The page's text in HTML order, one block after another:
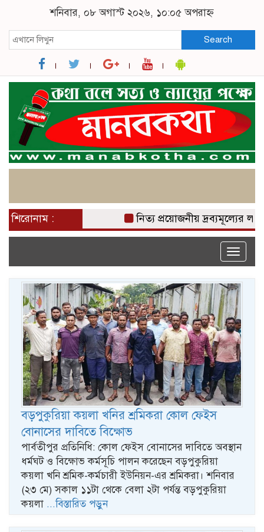
শনিবার, ০৮ অগাস্ট ২০২৬, ১০:০৫ অপরাহ্ন
Search
শিরোনাম : নিত্য প্রয়োজনীয় দ্রব্যমূল্যের
Toggle
বড়পুকুরিয়া কয়লা খনির শ্রমিকরা কোল ফেইস
বোনাসের দাবিতে বিক্ষোভ
পার্বতীপুর প্রতিনিধি: কোল ফেইস বোনাসের দাবিতে অবস্থান
ধর্মঘট ও বিক্ষোভ কর্মসূচি পালন করেছেন বড়পুকুরিয়া
কয়লা খনি শ্রমিক-কর্মচারী ইউনিয়ন-এর শ্রমিকরা। শনিবার
(২৩ মে) সকাল ১১টা থেকে বেলা ২টা পর্যন্ত বড়পুকুরিয়া
কয়লা ...বিস্তারিত পড়ুন